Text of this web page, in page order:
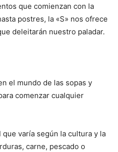
que comienzan con la
postres, la «S» nos ofrece
deleitarán nuestro paladar.
el mundo de las sopas y
comenzar cualquier
que varía según la cultura y la
carne, pescado o